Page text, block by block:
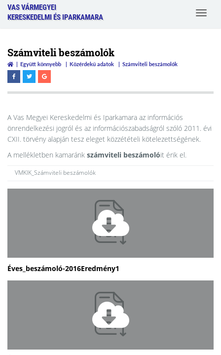
VAS VÁRMEGYEI
KERESKEDELMI ÉS IPARKAMARA
Toggle
Számviteli beszámolók
Együtt könnyebb Közérdekű adatok Számviteli beszámolók
A Vas Megyei Kereskedelmi és Iparkamara az információs
önrendelkezési jogról és az információszabadságról szóló 2011. évi
CXII. törvény alapján tesz eleget közzétételi kötelezettségének.
A mellékletben kamaránk számviteli beszámolóit érik el.
VMKIK_Számviteli beszámolók
Éves_beszámoló-2016Eredmény1